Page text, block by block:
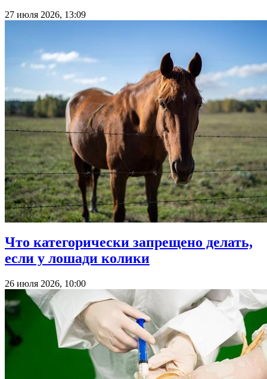
27 июля 2026, 13:09
Что категорически запрещено делать,
если у лошади колики
26 июля 2026, 10:00